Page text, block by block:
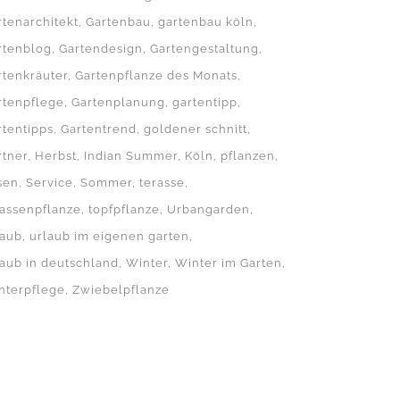
Gartenbau
gartenbau köln
Gartendesign
Gartengestaltung
Gartenpflanze des Monats
Gartenplanung
gartentipp
Gartentrend
goldener schnitt
Herbst Indian Summer Köln
pflanzen
Service Sommer terasse
topfpflanze
Urbangarden
urlaub im eigenen garten
in deutschland
Winter Winter im Garten
Zwiebelpflanze
KUNDEN ÜBER UNS
Houzz